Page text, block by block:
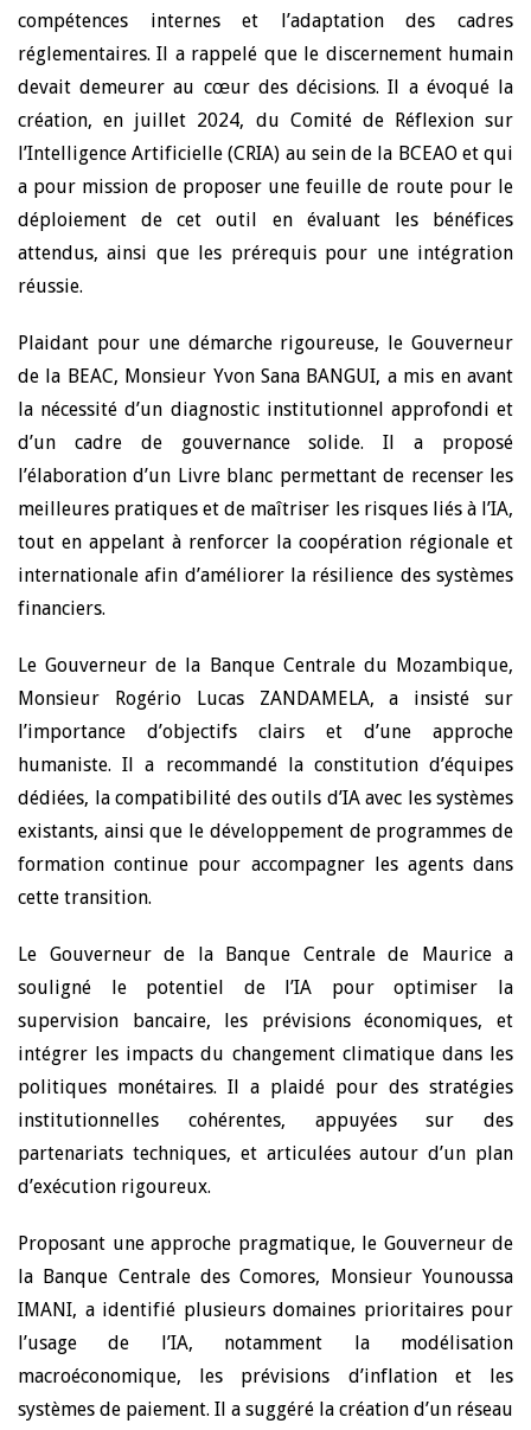
compétences internes et l’adaptation des cadres
réglementaires. Il a rappelé que le discernement humain
devait demeurer au cœur des décisions. Il a évoqué la
création, en juillet 2024, du Comité de Réflexion sur
l’Intelligence Artificielle (CRIA) au sein de la BCEAO et qui
a pour mission de proposer une feuille de route pour le
déploiement de cet outil en évaluant les bénéfices
attendus, ainsi que les prérequis pour une intégration
réussie.
Plaidant pour une démarche rigoureuse, le Gouverneur
de la BEAC, Monsieur Yvon Sana BANGUI, a mis en avant
la nécessité d’un diagnostic institutionnel approfondi et
d’un cadre de gouvernance solide. Il a proposé
l’élaboration d’un Livre blanc permettant de recenser les
meilleures pratiques et de maîtriser les risques liés à l’IA,
tout en appelant à renforcer la coopération régionale et
internationale afin d’améliorer la résilience des systèmes
financiers.
Le Gouverneur de la Banque Centrale du Mozambique,
Monsieur Rogério Lucas ZANDAMELA, a insisté sur
l’importance d’objectifs clairs et d’une approche
humaniste. Il a recommandé la constitution d’équipes
dédiées, la compatibilité des outils d’IA avec les systèmes
existants, ainsi que le développement de programmes de
formation continue pour accompagner les agents dans
cette transition.
Le Gouverneur de la Banque Centrale de Maurice a
souligné le potentiel de l’IA pour optimiser la
supervision bancaire, les prévisions économiques, et
intégrer les impacts du changement climatique dans les
politiques monétaires. Il a plaidé pour des stratégies
institutionnelles cohérentes, appuyées sur des
partenariats techniques, et articulées autour d’un plan
d’exécution rigoureux.
Proposant une approche pragmatique, le Gouverneur de
la Banque Centrale des Comores, Monsieur Younoussa
IMANI, a identifié plusieurs domaines prioritaires pour
l’usage de l’IA, notamment la modélisation
macroéconomique, les prévisions d’inflation et les
systèmes de paiement. Il a suggéré la création d’un réseau